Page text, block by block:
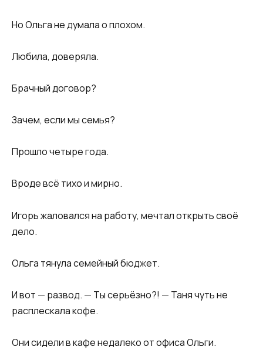
Но Ольга не думала о плохом.
Любила, доверяла.
Брачный договор?
Зачем, если мы семья?
Прошло четыре года.
Вроде всё тихо и мирно.
Игорь жаловался на работу, мечтал открыть своё
дело.
Ольга тянула семейный бюджет.
И вот — развод. — Ты серьёзно?! — Таня чуть не
расплескала кофе.
Они сидели в кафе недалеко от офиса Ольги.